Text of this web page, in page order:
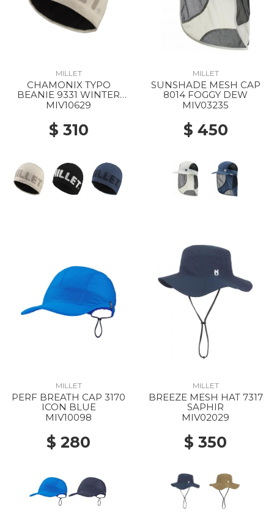
MILLET
CHAMONIX TYPO
BEANIE 9331 WINTER
HAZE
MIV10629
$ 310
MILLET
SUNSHADE MESH CAP
8014 FOGGY DEW
MIV03235
$ 450
MILLET
PERF BREATH CAP 3170
ICON BLUE
MIV10098
$ 280
MILLET
BREEZE MESH HAT 7317
SAPHIR
MIV02029
$ 350